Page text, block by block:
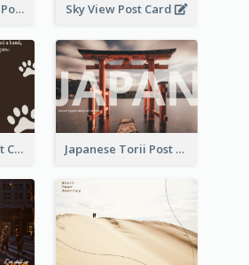
Island Travelling Post Card Sky View Post Card
Simple Puppy Post Card Japanese Torii Post Card